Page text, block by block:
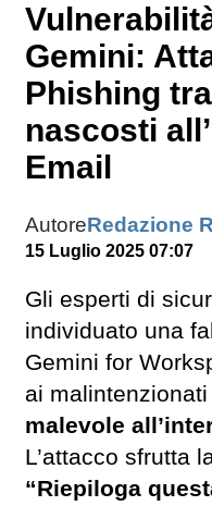
Gemini:
Phishing
nascosti
Email
AutoreRedazione
15 Luglio 2025 07:07
Gli esperti di
individuato una
Gemini for
ai
malevole
L’attacco sfrutta
“Riepiloga